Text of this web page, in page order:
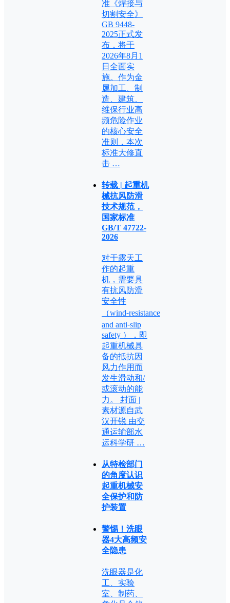
准《焊接与
切割安全》
GB 9448-
2025正式发
布，将于
2026年8月1
日全面实
施。作为金
属加工、制
造、建筑、
维保行业高
频危险作业
的核心安全
准则，本次
标准大修直
击 …
转载 | 起重机
械抗风防滑
技术规范，
国家标准
GB/T 47722-
2026
对于露天工
作的起重
机，需要具
有抗风防滑
安全性
（wind⁃resistance
and anti⁃slip
safety ），即
起重机械具
备的抵抗因
风力作用而
发生滑动和/
或滚动的能
力。 封面 |
素材源自武
汉开锐 由交
通运输部水
运科学研 …
从特检部门
的角度认识
起重机械安
全保护和防
护装置
警惕！洗眼
器4大高频安
全隐患
洗眼器是化
工、实验
室、制药、